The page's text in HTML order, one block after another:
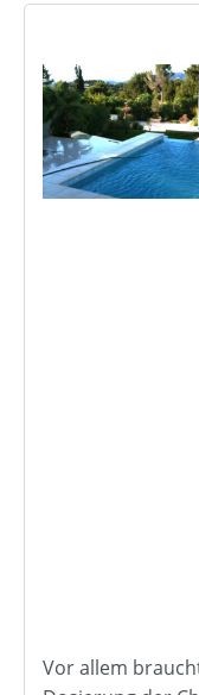
Vor allem